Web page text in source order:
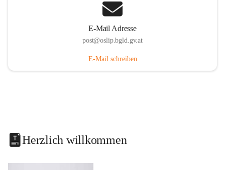
E-Mail Adresse
post@oslip.bgld.gv.at
E-Mail schreiben
Herzlich willkommen